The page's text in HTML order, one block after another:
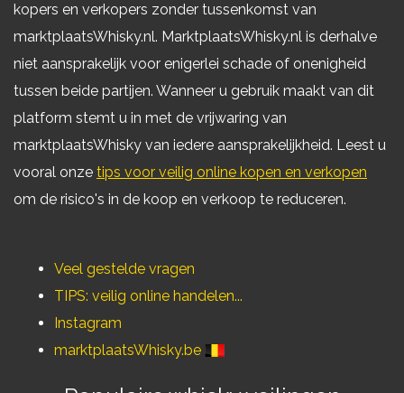
kopers en verkopers zonder tussenkomst van
marktplaatsWhisky.nl. MarktplaatsWhisky.nl is derhalve
niet aansprakelijk voor enigerlei schade of onenigheid
tussen beide partijen. Wanneer u gebruik maakt van dit
platform stemt u in met de vrijwaring van
marktplaatsWhisky van iedere aansprakelijkheid. Leest u
vooral onze tips voor veilig online kopen en verkopen
om de risico's in de koop en verkoop te reduceren.
Veel gestelde vragen
TIPS: veilig online handelen...
Instagram
marktplaatsWhisky.be